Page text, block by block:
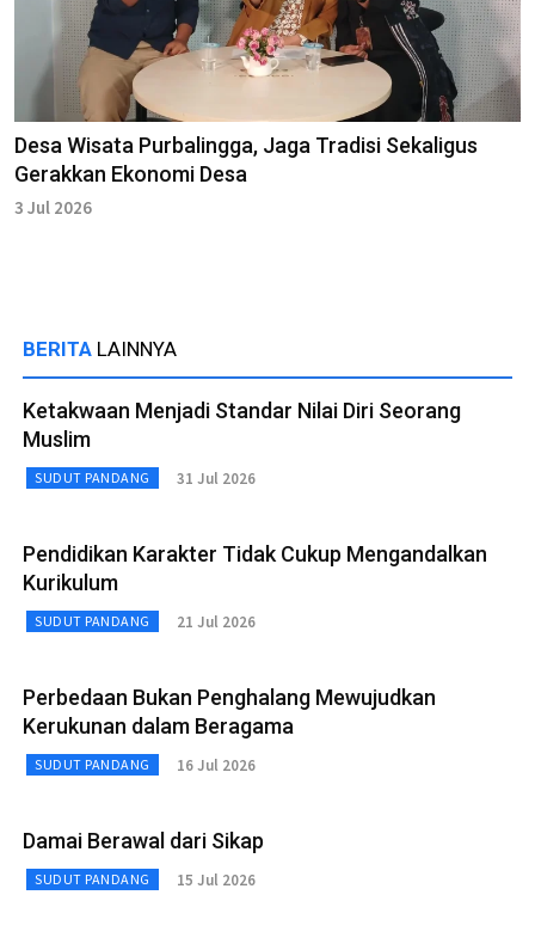
Desa Wisata Purbalingga, Jaga Tradisi Sekaligus
Gerakkan Ekonomi Desa
3 Jul 2026
BERITA LAINNYA
Ketakwaan Menjadi Standar Nilai Diri Seorang
Muslim
SUDUT PANDANG 31 Jul 2026
Pendidikan Karakter Tidak Cukup Mengandalkan
Kurikulum
SUDUT PANDANG 21 Jul 2026
Perbedaan Bukan Penghalang Mewujudkan
Kerukunan dalam Beragama
SUDUT PANDANG 16 Jul 2026
Damai Berawal dari Sikap
SUDUT PANDANG 15 Jul 2026